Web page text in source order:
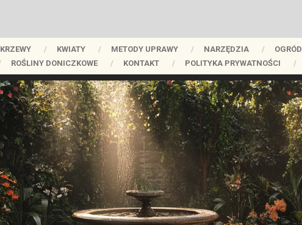
KRZEWY KWIATY METODY UPRAWY NARZĘDZIA OGRÓD
ROŚLINY DONICZKOWE KONTAKT POLITYKA PRYWATNOŚCI